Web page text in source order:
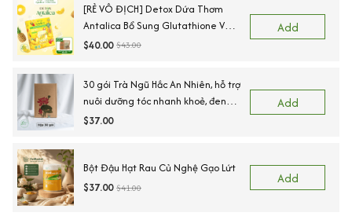
[RẺ VÔ ĐỊCH] Detox Dứa Thơm
Antalica Bổ Sung Glutathione Và
VitaminC, Thơm Ngon Hộp, 20 Gói
$40.00 $43.00
Add
30 gói Trà Ngũ Hắc An Nhiên, hỗ trợ
nuôi dưỡng tóc nhanh khoẻ, đen
tóc, tóc rụng yếu,Nguyên liệu sấy
$37.00
Add
Bột Đậu Hạt Rau Củ Nghệ Gạo Lứt
$37.00 $41.00
Add